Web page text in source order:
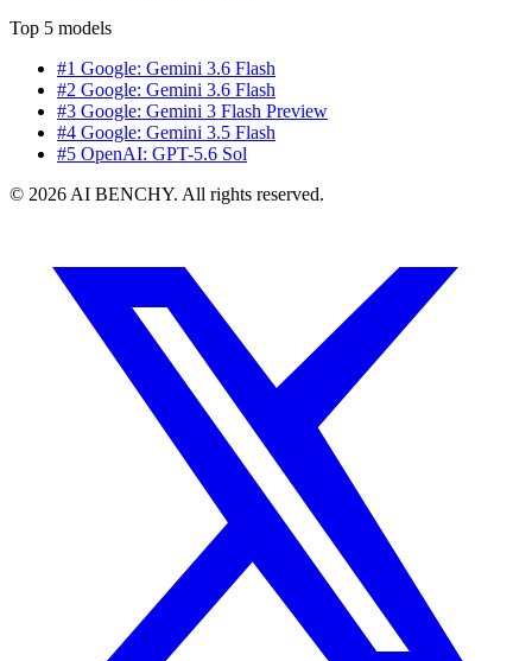
Top 5 models
#1 Google: Gemini 3.6 Flash
#2 Google: Gemini 3.6 Flash
#3 Google: Gemini 3 Flash Preview
#4 Google: Gemini 3.5 Flash
#5 OpenAI: GPT-5.6 Sol
© 2026 AI BENCHY. All rights reserved.